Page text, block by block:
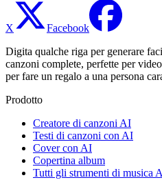
X
Facebook
Digita qualche riga per generare
canzoni complete, perfette per
per fare un regalo a una persona
Prodotto
Creatore di canzoni AI
Testi di canzoni con AI
Cover con AI
Copertina album
Tutti gli strumenti di musica